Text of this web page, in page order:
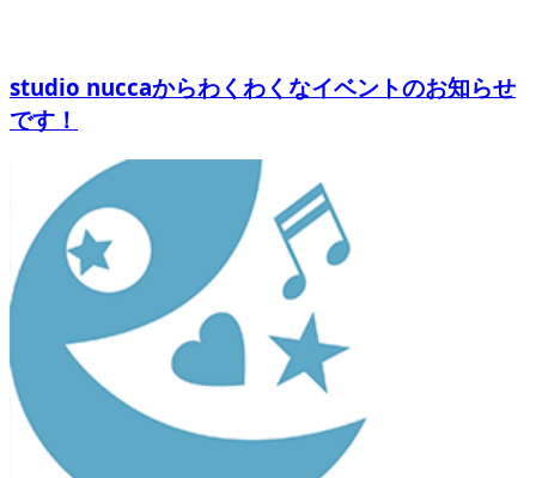
studio nuccaからわくわくなイベントのお知らせ
です！